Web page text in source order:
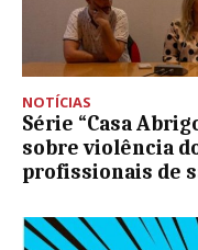
NOTÍCIAS
Série “Casa
sobre violência
profissionais de